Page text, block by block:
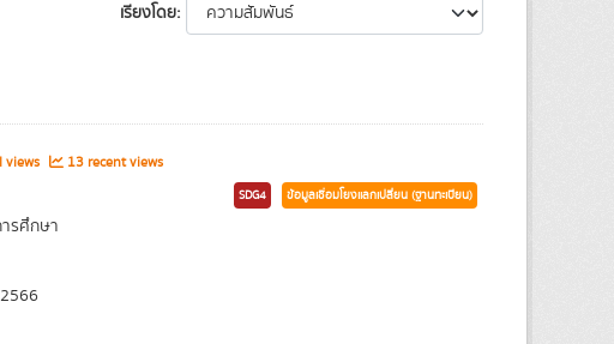
เรียงโดย
13 recent views
SDG4 ข้อมูลเชื่อมโยงแลกเปลี่ยน (ฐานทะเบียน)
รศึกษา